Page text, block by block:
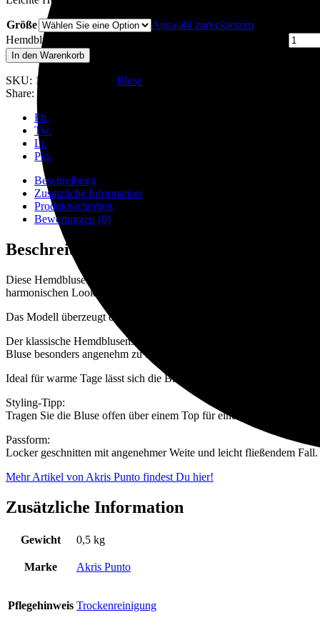
Größe
Auswahl zurücksetzen
Hemdbluse in Gelb-Blau mit Muster von Akris Punto quantity
In den Warenkorb
SKU: 169902
Bluse
Share:
Fb.
Tw.
Li.
Pin.
Beschreibung
Zusätzliche Information
Produktsicherheit
Bewertungen (0)
Beschreibung
Diese Hemdbluse von Akris Punto wird als abgestimmtes Set
harmonischen Look.
Das Modell überzeugt durch sein lebendiges Farbspiel in Gelb mit
Der klassische Hemdblusenschnitt mit Kragen und durchgehender
Bluse besonders angenehm zu tragen.
Ideal für warme Tage lässt sich die Bluse vielseitig kombinieren –
Styling-Tipp:
Tragen Sie die Bluse offen über einem Top für einen entspannten
Passform:
Locker geschnitten mit angenehmer Weite und leicht fließendem Fall.
Mehr Artikel von Akris Punto findest Du hier!
Zusätzliche Information
Gewicht 0,5 kg
Marke Akris Punto
Pflegehinweis Trockenreinigung